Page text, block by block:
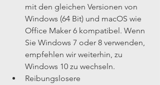
mit den gleichen Versionen von
Windows (64 Bit) und macOS wie
Office Maker 6 kompatibel. Wenn
Sie Windows 7 oder 8 verwenden,
empfehlen wir weiterhin, zu
Windows 10 zu wechseln.
Reibungslosere